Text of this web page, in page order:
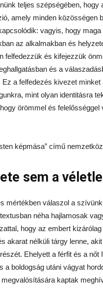
teljes szépségében, hogy
amely minden közösségen
vagyis, hogy
az alkalmakban és
felfedezzük és kifejezzük
és a
a felfedezés kivezet minket
mint olyan identitásra
örömmel és felelősséggel
sem a
mértékben válaszol a
néha hajlamosak
hogy az embert
akarat nélküli tárgy lenne,
Ehelyett a férfit és a nőt
boldogság utáni vágyat
kaptak